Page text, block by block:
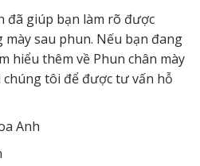
đã giúp bạn làm rõ được
sau phun. Nếu bạn đang
hiểu thêm về Phun chân mày
chúng tôi để được tư vấn hỗ
Anh